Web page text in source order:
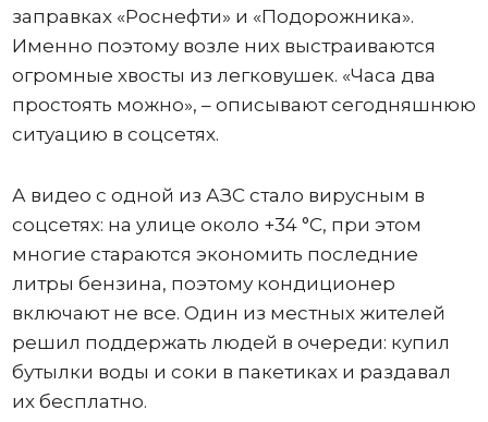
заправках «Роснефти» и «Подорожника».
Именно поэтому возле них выстраиваются
огромные хвосты из легковушек. «Часа два
простоять можно», – описывают сегодняшнюю
ситуацию в соцсетях.
А видео с одной из АЗС стало вирусным в
соцсетях: на улице около +34 °C, при этом
многие стараются экономить последние
литры бензина, поэтому кондиционер
включают не все. Один из местных жителей
решил поддержать людей в очереди: купил
бутылки воды и соки в пакетиках и раздавал
их бесплатно.